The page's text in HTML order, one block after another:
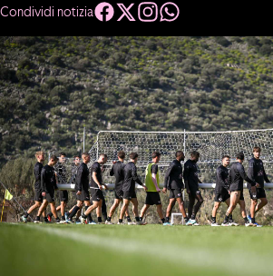
Condividi notizia